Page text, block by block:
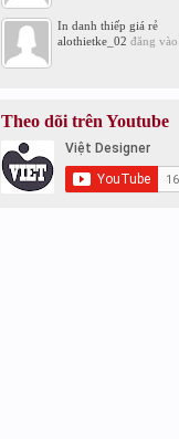
In danh thiếp giá rẻ
alothietke_02 đăng vào
Theo dõi trên Youtube